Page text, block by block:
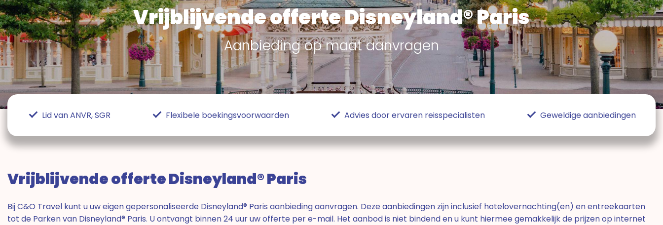
Vrijblijvende offerte Disneyland® Paris
Aanbieding op maat aanvragen
Lid van ANVR, SGR Flexibele boekingsvoorwaarden Advies door ervaren reisspecialisten Geweldige aanbiedingen
Vrijblijvende offerte Disneyland® Paris
Bij C&O Travel kunt u uw eigen gepersonaliseerde Disneyland® Paris aanbieding aanvragen. Deze aanbiedingen zijn inclusief hotelovernachting(en) en entreekaarten
tot de Parken van Disneyland® Paris. U ontvangt binnen 24 uur uw offerte per e-mail. Het aanbod is niet bindend en u kunt hiermee gemakkelijk de prijzen op internet